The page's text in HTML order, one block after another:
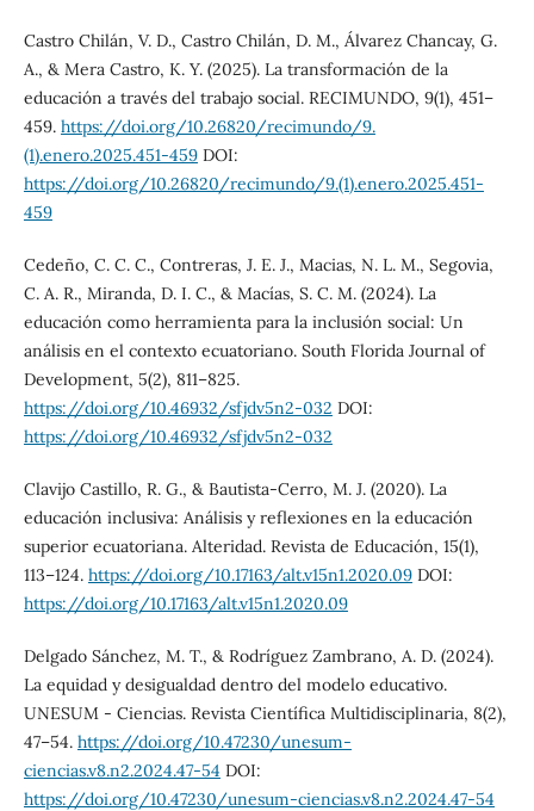
Castro Chilán, V. D., Castro Chilán, D. M., Álvarez Chancay, G.
A., & Mera Castro, K. Y. (2025). La transformación de la
educación a través del trabajo social. RECIMUNDO, 9(1), 451–
459. https://doi.org/10.26820/recimundo/9.
(1).enero.2025.451-459DOI:
https://doi.org/10.26820/recimundo/9.(1).enero.2025.451-
459
Cedeño, C. C. C., Contreras, J. E. J., Macias, N. L. M., Segovia,
C. A. R., Miranda, D. I. C., & Macías, S. C. M. (2024). La
educación como herramienta para la inclusión social: Un
análisis en el contexto ecuatoriano. South Florida Journal of
Development, 5(2), 811–825.
https://doi.org/10.46932/sfjdv5n2-032 DOI:
https://doi.org/10.46932/sfjdv5n2-032
Clavijo Castillo, R. G., & Bautista-Cerro, M. J. (2020). La
educación inclusiva: Análisis y reflexiones en la educación
superior ecuatoriana. Alteridad. Revista de Educación, 15(1),
113–124. https://doi.org/10.17163/alt.v15n1.2020.09DOI:
https://doi.org/10.17163/alt.v15n1.2020.09
Delgado Sánchez, M. T., & Rodríguez Zambrano, A. D. (2024).
La equidad y desigualdad dentro del modelo educativo.
UNESUM - Ciencias. Revista Científica Multidisciplinaria, 8(2),
47–54. https://doi.org/10.47230/unesum-
ciencias.v8.n2.2024.47-54 DOI:
https://doi.org/10.47230/unesum-ciencias.v8.n2.2024.47-54